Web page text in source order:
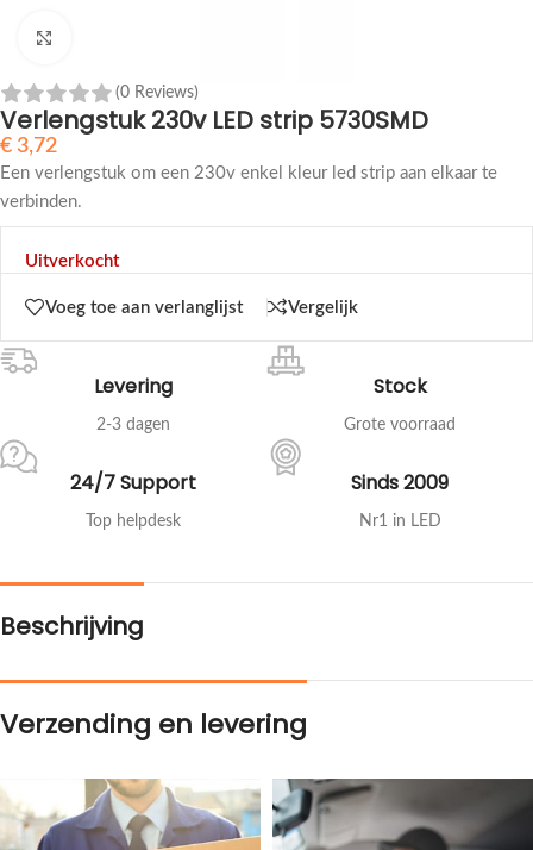
(0 Reviews)
Verlengstuk 230v LED strip 5730SMD
€ 3,72
Een verlengstuk om een 230v enkel kleur led strip aan elkaar te
verbinden.
Uitverkocht
Voeg toe aan verlanglijst Vergelijk
Levering
2-3 dagen
Stock
Grote voorraad
24/7 Support
Top helpdesk
Sinds 2009
Nr1 in LED
Beschrijving
Verzending en levering